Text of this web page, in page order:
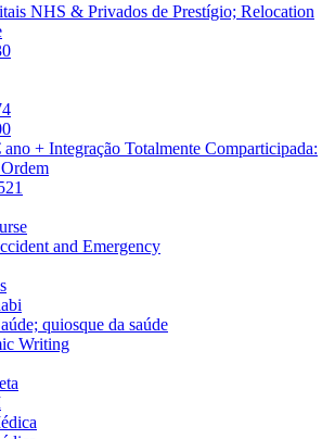
NHS & Privados de Prestígio; Relocation
ano + Integração Totalmente Comparticipada:
and Emergency
quiosque da saúde
Writing